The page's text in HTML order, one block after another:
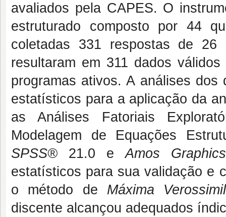
avaliados pela CAPES. O
estruturado composto por 44
coletadas 331 respostas de
resultaram em 311 dados
programas ativos. A análises
estatísticos para a aplicação da
as Análises Fatoriais
Modelagem de Equações
SPSS® 21.0 eAmos
estatísticos para sua validação e
o método de Máxima
discente alcançou adequados